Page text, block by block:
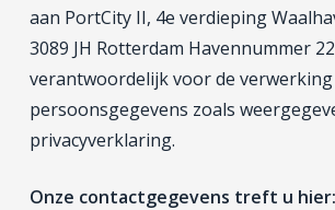
aan PortCity II, 4e verdieping
3089 JH Rotterdam Havennummer
verantwoordelijk voor de verwerking
persoonsgegevens zoals
privacyverklaring.
Onze contactgegevens treft u hier: